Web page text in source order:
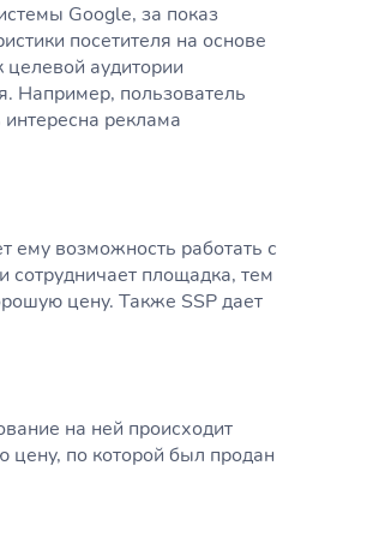
Google, за показ
посетителя на основе
аудитории
Например, пользователь
реклама
ему возможность работать с
площадка, тем
цену. Также SSP дает
на ней происходит
цену, по которой был продан